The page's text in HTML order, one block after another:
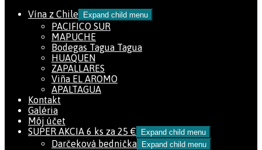
Vína z Chile
Expand child menu
PACIFICO SUR
MAPUCHE
Bodegas Tagua Tagua
HUAQUEN
ZAPALLARES
Viña EL AROMO
APALTAGUA
Kontakt
Galéria
Môj účet
SUPER AKCIA 6 ks za 25 €
Expand child menu
Darčeková bednička Expand child menu